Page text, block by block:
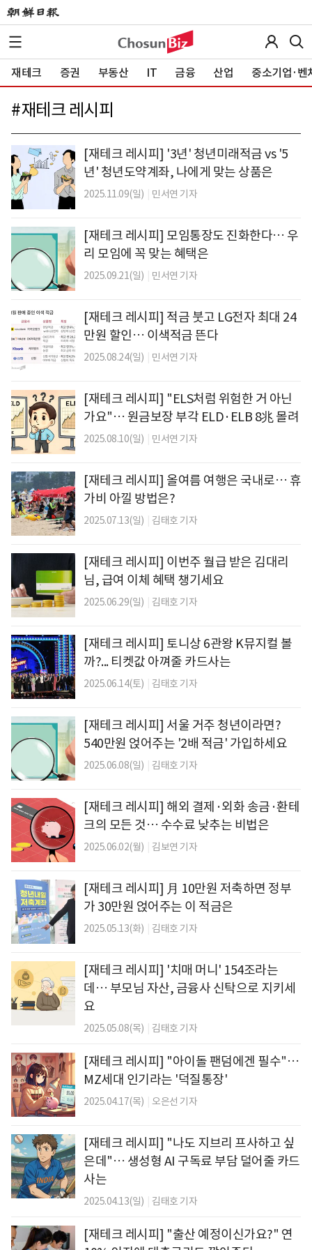
재테크 증권 부동산 IT 금융 산업 중소기업·벤
#재테크 레시피
[재테크 레시피] '3년' 청년미래적금 vs '5
년' 청년도약계좌, 나에게 맞는 상품은
2025.11.09(일) 민서연 기자
[재테크 레시피] 모임통장도 진화한다… 우
리 모임에 꼭 맞는 혜택은
2025.09.21(일) 민서연 기자
[재테크 레시피] 적금 붓고 LG전자 최대 24
만원 할인… 이색적금 뜬다
2025.08.24(일) 민서연 기자
[재테크 레시피] "ELS처럼 위험한 거 아닌
가요"… 원금보장 부각 ELD·ELB 8兆 몰려
2025.08.10(일) 민서연 기자
[재테크 레시피] 올여름 여행은 국내로… 휴
가비 아낄 방법은?
2025.07.13(일) 김태호 기자
[재테크 레시피] 이번주 월급 받은 김대리
님, 급여 이체 혜택 챙기세요
2025.06.29(일) 김태호 기자
[재테크 레시피] 토니상 6관왕 K뮤지컬 볼
까?... 티켓값 아껴줄 카드사는
2025.06.14(토) 김태호 기자
[재테크 레시피] 서울 거주 청년이라면?
540만원 얹어주는 '2배 적금' 가입하세요
2025.06.08(일) 김태호 기자
[재테크 레시피] 해외 결제·외화 송금·환테
크의 모든 것… 수수료 낮추는 비법은
2025.06.02(월) 김보연 기자
[재테크 레시피] 月 10만원 저축하면 정부
가 30만원 얹어주는 이 적금은
2025.05.13(화) 김태호 기자
[재테크 레시피] '치매 머니' 154조라는
데… 부모님 자산, 금융사 신탁으로 지키세
요
2025.05.08(목) 김태호 기자
[재테크 레시피] "아이돌 팬덤에겐 필수"…
MZ세대 인기라는 '덕질통장'
2025.04.17(목) 오은선 기자
[재테크 레시피] "나도 지브리 프사하고 싶
은데"… 생성형 AI 구독료 부담 덜어줄 카드
사는
2025.04.13(일) 김태호 기자
[재테크 레시피] "출산 예정이신가요?" 연